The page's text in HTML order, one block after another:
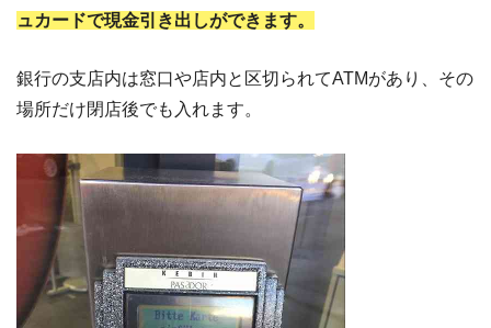
ュカードで現金引き出しができます。
銀行の支店内は窓口や店内と区切られてATMがあり、その
場所だけ閉店後でも入れます。